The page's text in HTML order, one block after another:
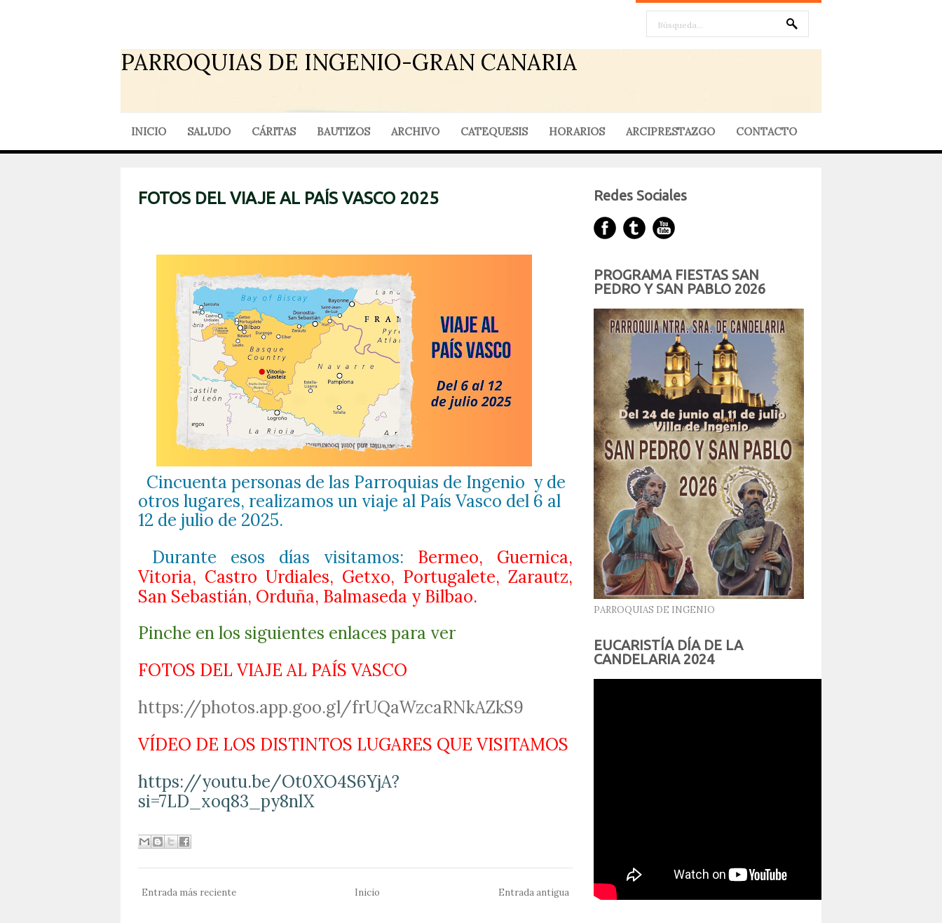
PARROQUIAS DE INGENIO-GRAN CANARIA
INICIO SALUDO CÁRITAS BAUTIZOS ARCHIVO CATEQUESIS HORARIOS ARCIPRESTAZGO CONTACTO
FOTOS DEL VIAJE AL PAÍS VASCO 2025
Cincuenta personas de las Parroquias de Ingenio y de
otros lugares, realizamos un viaje al País Vasco del 6 al
12 de julio de 2025.
Durante esos días visitamos: Bermeo, Guernica,
Vitoria, Castro Urdiales, Getxo, Portugalete, Zarautz,
San Sebastián, Orduña, Balmaseda y Bilbao.
Pinche en los siguientes enlaces para ver
FOTOS DEL VIAJE AL PAÍS VASCO
https://photos.app.goo.gl/frUQaWzcaRNkAZkS9
VÍDEO DE LOS DISTINTOS LUGARES QUE VISITAMOS
https://youtu.be/Ot0XO4S6YjA?
si=7LD_xoq83_py8nlX
Entrada más reciente Entrada antigua
Inicio
Redes Sociales
PROGRAMA FIESTAS SAN
PEDRO Y SAN PABLO 2026
PARROQUIAS DE INGENIO
EUCARISTÍA DÍA DE LA
CANDELARIA 2024